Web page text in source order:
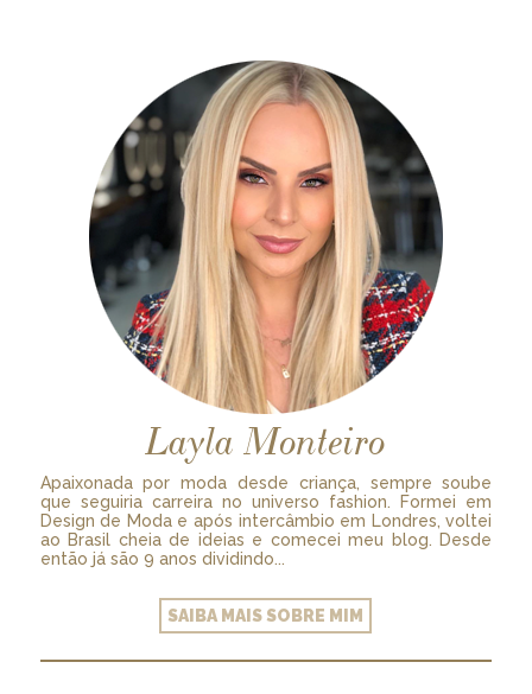
Layla Monteiro
Apaixonada por moda desde criança, sempre soube
que seguiria carreira no universo fashion. Formei em
Design de Moda e após intercâmbio em Londres, voltei
ao Brasil cheia de ideias e comecei meu blog. Desde
então já são 9 anos dividindo...
SAIBA MAIS SOBRE MIM